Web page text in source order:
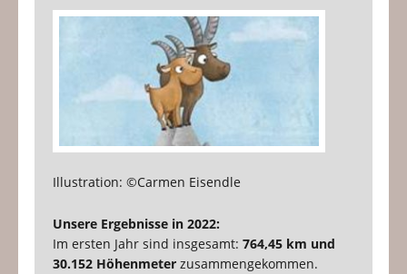
Illustration: ©Carmen Eisendle
Unsere Ergebnisse in 2022:
Im ersten Jahr sind insgesamt: 764,45 km und
30.152 Höhenmeter zusammengekommen.